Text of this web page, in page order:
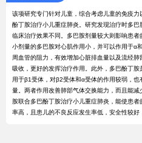
该项研究专门针对儿童，综合考虑儿童的免疫
酚丁胺治疗小儿重症肺炎。研究发现治疗时多
临床治疗效果不同。多巴胺剂量较大则影响患者
小剂量的多巴胺对心肌作用小，并可以作用于α
周血管的阻力，有效增加心脏排血量以及流经
吸收，更好的发挥治疗作用。此外，多巴酚丁
用于β1受体，对β2受体和α受体的作用较弱，
量。两者作用改善肺部气体交换能力，而且能
胺联合多巴酚丁胺治疗小儿重症肺炎，能使患
率高，且患儿的不良反应发生率低，安全性较好